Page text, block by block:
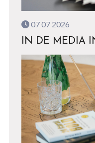
07 07 2026
IN DE MEDIA